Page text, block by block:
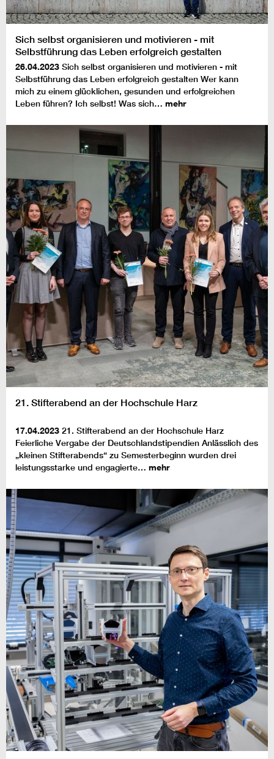
Sich selbst organisieren und motivieren - mit
Selbstführung das Leben erfolgreich gestalten
26.04.2023 Sich selbst organisieren und motivieren - mit
Selbstführung das Leben erfolgreich gestalten Wer kann
mich zu einem glücklichen, gesunden und erfolgreichen
Leben führen? Ich selbst! Was sich… mehr
21. Stifterabend an der Hochschule Harz
17.04.2023 21. Stifterabend an der Hochschule Harz
Feierliche Vergabe der Deutschlandstipendien Anlässlich des
„kleinen Stifterabends“ zu Semesterbeginn wurden drei
leistungsstarke und engagierte… mehr